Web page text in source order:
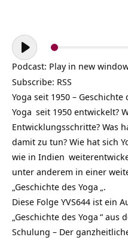
Audio-
Player
Podcast: Play in new
Subscribe: RSS
Yoga seit 1950 – Geschichte
Yoga seit 1950 entwickelt?
Entwicklungsschritte? Was
damit zu tun? Wie hat sich
wie in Indien
unter anderem in einer
„Geschichte des Yoga „.
Diese Folge YVS644 ist ein
„Geschichte des Yoga “ aus
Schulung – Der